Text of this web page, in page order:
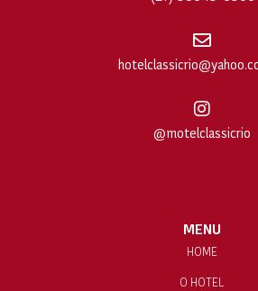
@motelclassicrio
MENU
HOME
O HOTEL